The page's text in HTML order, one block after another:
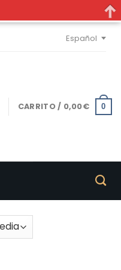
Español
CARRITO / 0,00€ 0